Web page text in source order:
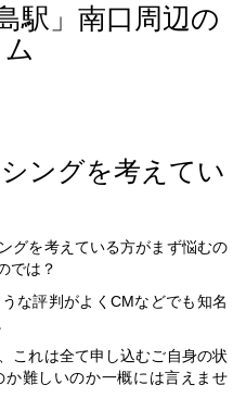
駅」南口周辺の
ングを考えてい
グを考えている方がまず悩むの
では？
な評判がよくCMなどでも知名
これは全て申し込むご自身の状
難しいのか一概には言えませ